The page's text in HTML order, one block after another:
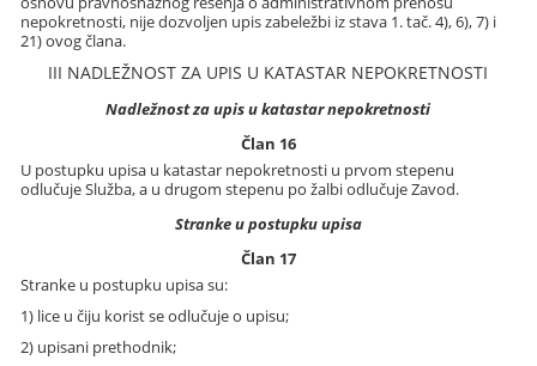
nepokretnosti, nije dozvoljen upis zabeležbi iz stava 1. tač. 4), 6), 7) i
21) ovog člana.
III NADLEŽNOST ZA UPIS U KATASTAR NEPOKRETNOSTI
Nadležnost za upis u katastar nepokretnosti
Član 16
U postupku upisa u katastar nepokretnosti u prvom stepenu
odlučuje Služba, a u drugom stepenu po žalbi odlučuje Zavod.
Stranke u postupku upisa
Član 17
Stranke u postupku upisa su:
1) lice u čiju korist se odlučuje o upisu;
2) upisani prethodnik;